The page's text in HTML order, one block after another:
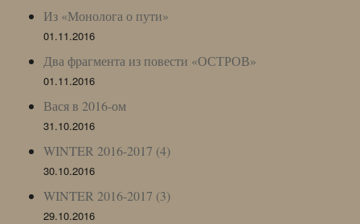
Из «Монолога о пути»
01.11.2016
Два фрагмента из повести «ОСТРОВ»
01.11.2016
Вася в 2016-ом
31.10.2016
WINTER 2016-2017 (4)
30.10.2016
WINTER 2016-2017 (3)
29.10.2016